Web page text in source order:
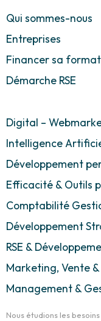
Qui sommes-nous
Entreprises
Financer sa
Démarche RSE
Digital –
Intelligence
Développement
Efficacité & Outils
Comptabilité
Développement
RSE &
Marketing, Vente
Management &
Nous étudions les